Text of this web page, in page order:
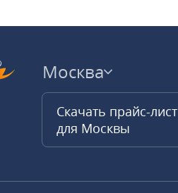
Москва
Скачать прайс-лист
для Москвы